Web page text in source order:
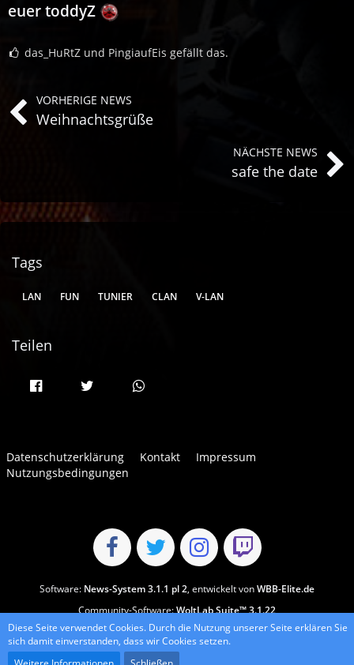
euer toddyZ
das_HuRtZ und PingiaufEis gefällt das.
VORHERIGE NEWS
Weihnachtsgrüße
NÄCHSTE NEWS
safe the date
Tags
LAN FUN TUNIER CLAN V-LAN
Teilen
Datenschutzerklärung Kontakt
Impressum
Nutzungsbedingungen
Software: News-System 3.1.1 pl 2, entwickelt vonWBB-Elite.de
Community-Software:WoltLab Suite™ 3.1.22
Stil:Lucent, erstellt vonwewexmedia
Diese Seite verwendet Cookies. Durch die Nutzung unserer Seite erklären Sie
sich damit einverstanden, dass wir Cookies setzen.